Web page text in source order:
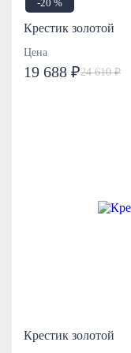
-20 %
Крестик золотой
Цена
19 688 ₽24 610 ₽
Крестик золотой